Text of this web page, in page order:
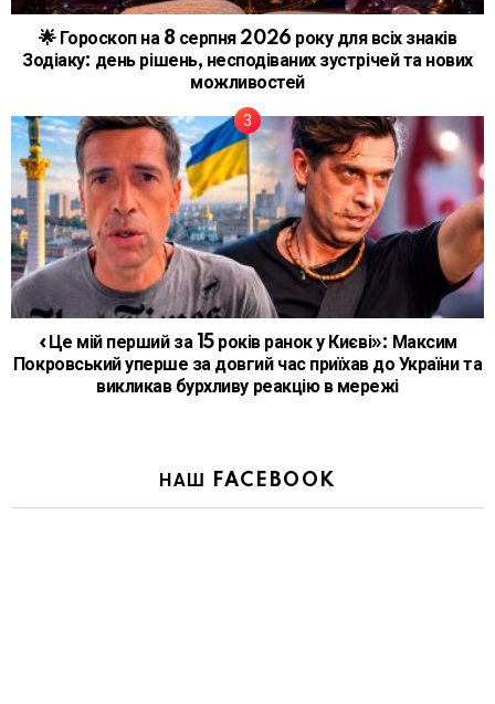
🌟 Гороскоп на 8 серпня 2026 року для всіх знаків
Зодіаку: день рішень, несподіваних зустрічей та нових
можливостей
«Це мій перший за 15 років ранок у Києві»: Максим
Покровський уперше за довгий час приїхав до України та
викликав бурхливу реакцію в мережі
НАШ FACEBOOK